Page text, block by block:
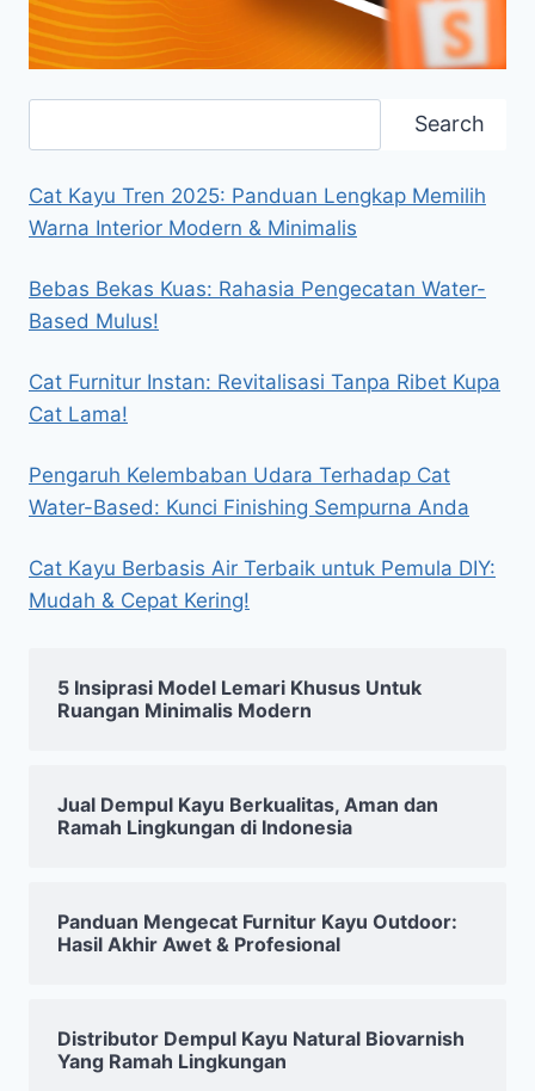
Search
Cat Kayu Tren 2025: Panduan Lengkap Memilih
Warna Interior Modern & Minimalis
Bebas Bekas Kuas: Rahasia Pengecatan Water-
Based Mulus!
Cat Furnitur Instan: Revitalisasi Tanpa Ribet Kupa
Cat Lama!
Pengaruh Kelembaban Udara Terhadap Cat
Water-Based: Kunci Finishing Sempurna Anda
Cat Kayu Berbasis Air Terbaik untuk Pemula DIY:
Mudah & Cepat Kering!
5 Insiprasi Model Lemari Khusus Untuk
Ruangan Minimalis Modern
Jual Dempul Kayu Berkualitas, Aman dan
Ramah Lingkungan di Indonesia
Panduan Mengecat Furnitur Kayu Outdoor:
Hasil Akhir Awet & Profesional
Distributor Dempul Kayu Natural Biovarnish
Yang Ramah Lingkungan